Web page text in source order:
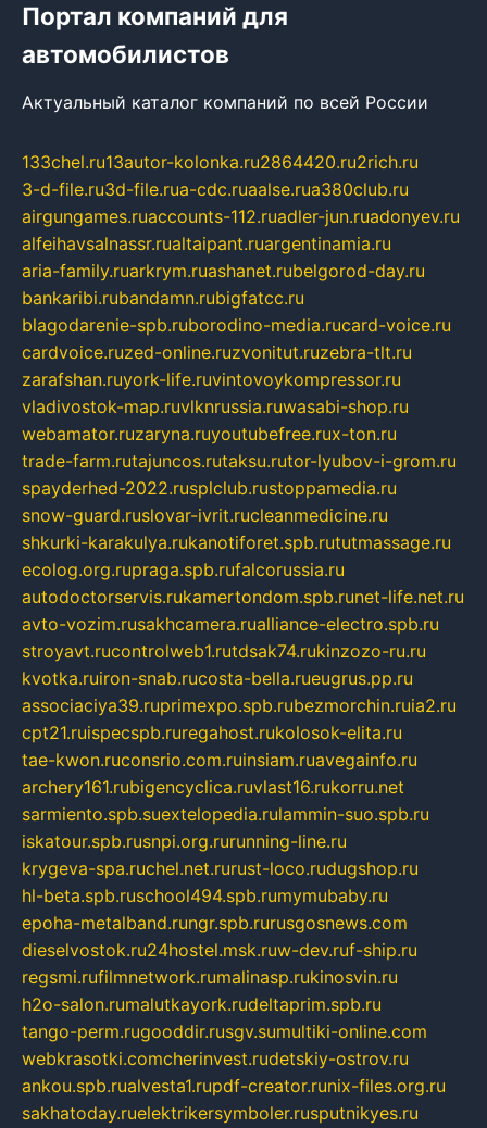
Портал компаний для
автомобилистов
Актуальный каталог компаний по всей России
133chel.ru13autor-kolonka.ru2864420.ru2rich.ru
3-d-file.ru3d-file.rua-cdc.ruaalse.rua380club.ru
airgungames.ruaccounts-112.ruadler-jun.ruadonyev.ru
alfeihavsalnassr.rualtaipant.ruargentinamia.ru
aria-family.ruarkrym.ruashanet.rubelgorod-day.ru
bankaribi.rubandamn.rubigfatcc.ru
blagodarenie-spb.ruborodino-media.rucard-voice.ru
cardvoice.ruzed-online.ruzvonitut.ruzebra-tlt.ru
zarafshan.ruyork-life.ruvintovoykompressor.ru
vladivostok-map.ruvlknrussia.ruwasabi-shop.ru
webamator.ruzaryna.ruyoutubefree.rux-ton.ru
trade-farm.rutajuncos.rutaksu.rutor-lyubov-i-grom.ru
spayderhed-2022.rusplclub.rustoppamedia.ru
snow-guard.ruslovar-ivrit.rucleanmedicine.ru
shkurki-karakulya.rukanotiforet.spb.rututmassage.ru
ecolog.org.rupraga.spb.rufalcorussia.ru
autodoctorservis.rukamertondom.spb.runet-life.net.ru
avto-vozim.rusakhcamera.rualliance-electro.spb.ru
stroyavt.rucontrolweb1.rutdsak74.rukinzozo-ru.ru
kvotka.ruiron-snab.rucosta-bella.rueugrus.pp.ru
associaciya39.ruprimexpo.spb.rubezmorchin.ruia2.ru
cpt21.ruispecspb.ruregahost.rukolosok-elita.ru
tae-kwon.ruconsrio.com.ruinsiam.ruavegainfo.ru
archery161.rubigencyclica.ruvlast16.rukorru.net
sarmiento.spb.suextelopedia.rulammin-suo.spb.ru
iskatour.spb.rusnpi.org.rurunning-line.ru
krygeva-spa.ruchel.net.rurust-loco.rudugshop.ru
hl-beta.spb.ruschool494.spb.rumymubaby.ru
epoha-metalband.rungr.spb.rurusgosnews.com
dieselvostok.ru24hostel.msk.ruw-dev.ruf-ship.ru
regsmi.rufilmnetwork.rumalinasp.rukinosvin.ru
h2o-salon.rumalutkayork.rudeltaprim.spb.ru
tango-perm.rugooddir.rusgv.sumultiki-online.com
webkrasotki.comcherinvest.rudetskiy-ostrov.ru
ankou.spb.rualvesta1.rupdf-creator.runix-files.org.ru
sakhatoday.ruelektrikersymboler.rusputnikyes.ru